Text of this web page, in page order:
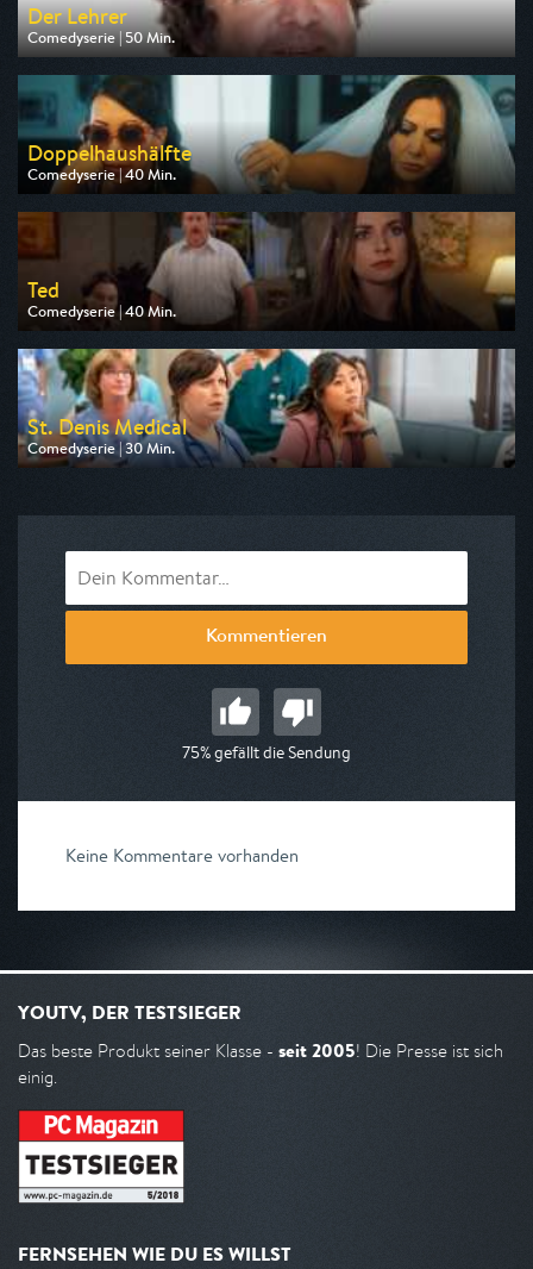
Der Lehrer
Comedyserie | 50 Min.
Ausgestrahlt von RTLup
am 14.08.2026, 20:15
Doppelhaushälfte
Comedyserie | 40 Min.
Ausgestrahlt von ZDF neo
am 11.08.2026, 21:45
Ted
Comedyserie | 40 Min.
Ausgestrahlt von Pro 7
am 10.08.2026, 21:05
St. Denis Medical
Comedyserie | 30 Min.
Ausgestrahlt von Pro 7
Kommentieren
75% gefällt die Sendung
Keine Kommentare vorhanden
YOUTV, DER TESTSIEGER
Das beste Produkt seiner Klasse - seit 2005! Die Presse ist sich
einig.
FERNSEHEN WIE DU ES WILLST